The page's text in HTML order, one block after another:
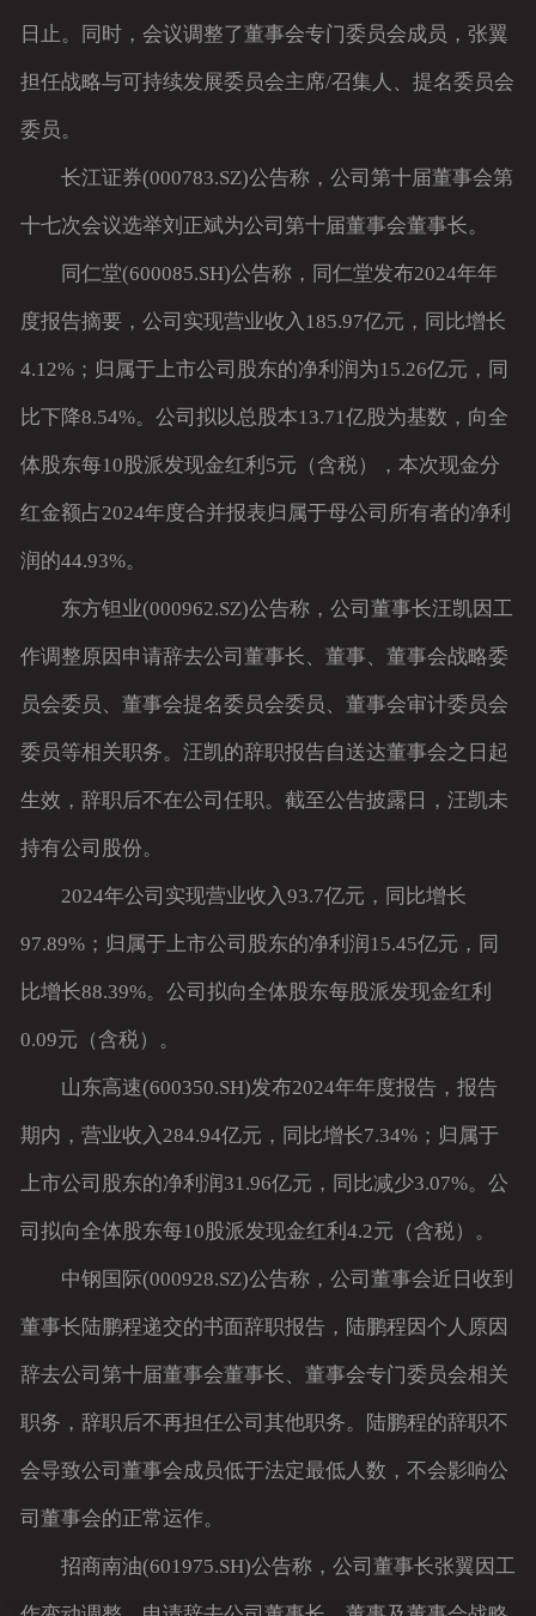
日止。同时，会议调整了董事会专门委员会成员，张翼
担任战略与可持续发展委员会主席/召集人、提名委员会
委员。
长江证券(000783.SZ)公告称，公司第十届董事会第
十七次会议选举刘正斌为公司第十届董事会董事长。
同仁堂(600085.SH)公告称，同仁堂发布2024年年
度报告摘要，公司实现营业收入185.97亿元，同比增长
4.12%；归属于上市公司股东的净利润为15.26亿元，同
比下降8.54%。公司拟以总股本13.71亿股为基数，向全
体股东每10股派发现金红利5元（含税），本次现金分
红金额占2024年度合并报表归属于母公司所有者的净利
润的44.93%。
东方钽业(000962.SZ)公告称，公司董事长汪凯因工
作调整原因申请辞去公司董事长、董事、董事会战略委
员会委员、董事会提名委员会委员、董事会审计委员会
委员等相关职务。汪凯的辞职报告自送达董事会之日起
生效，辞职后不在公司任职。截至公告披露日，汪凯未
持有公司股份。
2024年公司实现营业收入93.7亿元，同比增长
97.89%；归属于上市公司股东的净利润15.45亿元，同
比增长88.39%。公司拟向全体股东每股派发现金红利
0.09元（含税）。
山东高速(600350.SH)发布2024年年度报告，报告
期内，营业收入284.94亿元，同比增长7.34%；归属于
上市公司股东的净利润31.96亿元，同比减少3.07%。公
司拟向全体股东每10股派发现金红利4.2元（含税）。
中钢国际(000928.SZ)公告称，公司董事会近日收到
董事长陆鹏程递交的书面辞职报告，陆鹏程因个人原因
辞去公司第十届董事会董事长、董事会专门委员会相关
职务，辞职后不再担任公司其他职务。陆鹏程的辞职不
会导致公司董事会成员低于法定最低人数，不会影响公
司董事会的正常运作。
招商南油(601975.SH)公告称，公司董事长张翼因工